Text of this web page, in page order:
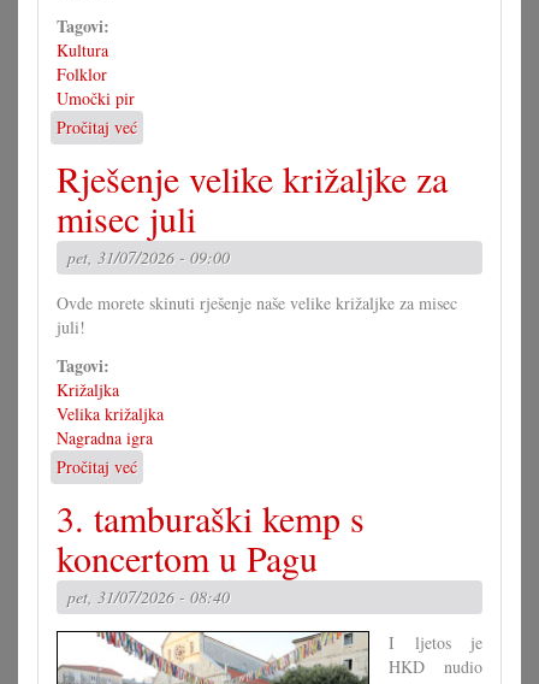
Tagovi:
Kultura
Folklor
Umočki pir
Pročitaj već
Jubilarna
predstava
umočkoga
pira
Rješenje velike križaljke za
misec juli
pet, 31/07/2026 - 09:00
Ovde morete skinuti rješenje naše velike križaljke za misec
juli!
Tagovi:
Križaljka
Velika križaljka
Nagradna igra
Pročitaj već
Rješenje
velike
križaljke
za
misec
juli
3. tamburaški kemp s
koncertom u Pagu
pet, 31/07/2026 - 08:40
I ljetos je
HKD nudio